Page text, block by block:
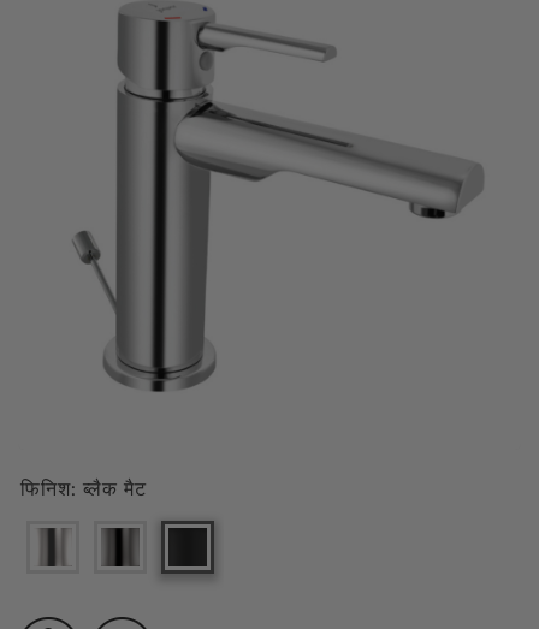
फिनिश: ब्लैक मैट